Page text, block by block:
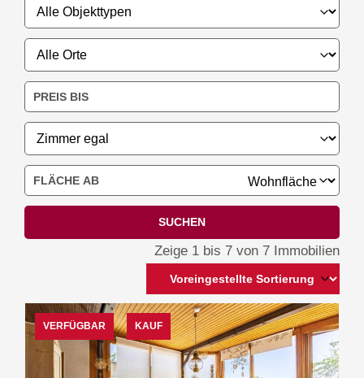
SUCHEN
Zeige 1 bis 7 von 7 Immobilien
VERFÜGBAR KAUF